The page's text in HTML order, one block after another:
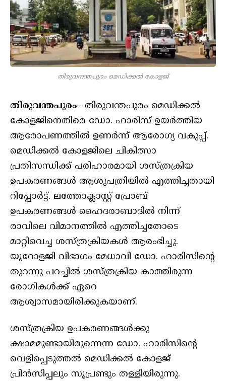
തിരുവനന്തപുരം മെഡിക്കൽ കോളജ്
തിരുവന്തപുരം– തിരുവന്തപുരം മെഡിക്കല്‍
കോളജിനെതിരെ ഡോ. ഹാരിസ് ഉയര്‍ത്തിയ
ആരോപണത്തില്‍ ഉണര്‍ന്ന് ആരോഗ്യ വകുപ്പ്.
മെഡിക്കല്‍ കോളജിലെ ചികിത്സാ
പ്രതിസന്ധിക്ക് പരിഹാരമായി ശസ്ത്രക്രിയ
ഉപകരണങ്ങള്‍ ആശുപത്രിയില്‍ എത്തിച്ചതായി
റിപ്പോര്‍ട്ട്. ലത്തോക്ലാസ്റ്റ് പ്രോബ്
ഉപകരണങ്ങള്‍ ഹൈദരാബാദില്‍ നിന്ന്
രാവിലെ വിമാനത്തില്‍ എത്തിച്ചതോടെ
മാറ്റിവെച്ച ശസ്ത്രക്രിയകള്‍ ആരംഭിച്ചു.
യൂറോളജി വിഭാഗം മേധാവി ഡോ. ഹാരിസിന്റെ
തുറന്നു പറച്ചില്‍ ശസ്ത്രക്രിയ കാത്തിരുന്ന
രോഗികള്‍ക്ക് ഏറെ
ആശ്വാസമായിരിക്കുകയാണ്.
ശസ്ത്രക്രിയ ഉപകരണങ്ങള്‍ക്കു
ക്ഷാമമുണ്ടായിരുന്നെന്ന ഡോ. ഹാരിസിന്റെ
വെളിപ്പെടുത്തല്‍ മെഡിക്കല്‍ കോളജ്
പ്രിന്‍സിപ്പലും സൂപ്രണ്ടും തള്ളിയിരുന്നു.